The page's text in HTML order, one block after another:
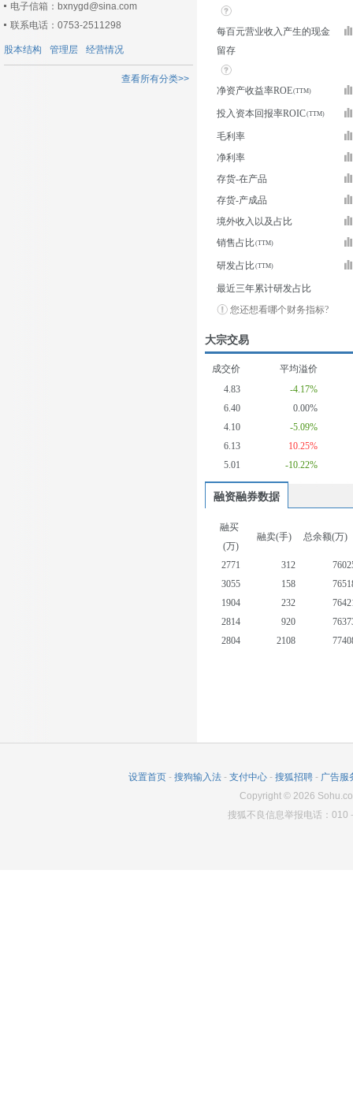
电子信箱：bxnygd@sina.com
联系电话：0753-2511298
股本结构 管理层 经营情况
查看所有分类>>
每百元营业收入产生的现金
留存
净资产收益率ROE
投入资本回报率ROIC
毛利率
净利率
存货-在产品
存货-产成品
境外收入以及占比
销售占比
研发占比
最近三年累计研发占比
您还想看哪个财务指标?
大宗交易
成交价
平均溢价
4.83
-4.17%
6.40
0.00%
4.10
-5.09%
6.13
10.25%
5.01
-10.22%
融资融券数据
融买
(万)
融卖(手) 总余额(万)
2771 312
3055
158
1904
232
2814
920
2804
2108
设置首页 - 搜狗输入法 - 支付中心 - 搜狐招聘 - 广告服
Copyright© 2026
搜狐不良信息举报电话：010